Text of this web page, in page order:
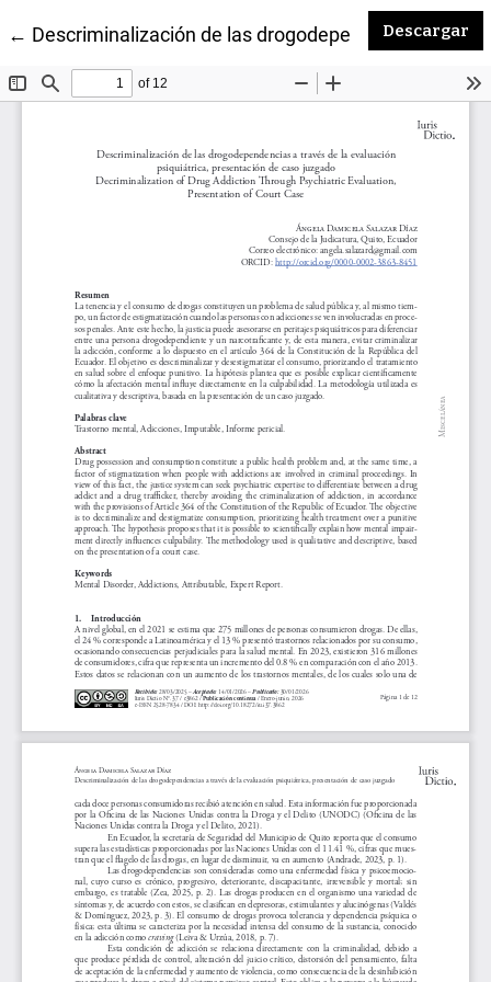
← Volver a los detalles del artículo
Descriminalización de las drogodependencias a
Descargar